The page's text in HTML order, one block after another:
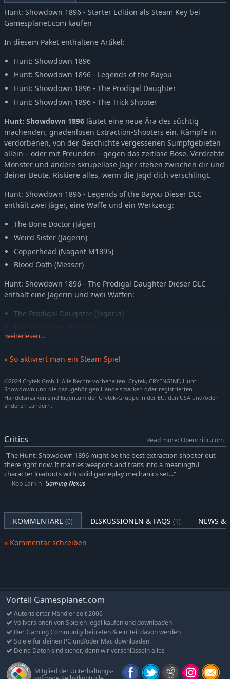
Hunt: Showdown 1896 - Starter Edition als Steam Key bei
Gamesplanet.com kaufen
In diesem Paket enthaltene Artikel:
Hunt: Showdown 1896
Hunt: Showdown 1896 - Legends of the Bayou
Hunt: Showdown 1896 - The Prodigal Daughter
Hunt: Showdown 1896 - The Trick Shooter
Hunt: Showdown 1896 läutet eine neue Ära des süchtig
machenden, gnadenlosen Extraction-Shooters ein. Kämpfe in
verdorbenen, von der Geschichte vergessenen Sumpfgebieten
allein – oder mit Freunden – gegen das zeitlose Böse. Verdrehte
Monster und andere skrupellose Jäger stehen zwischen dir und
deiner Beute. Riskiere alles, wenn die Jagd dich verschlingt.
Hunt: Showdown 1896 - Legends of the Bayou Dieser DLC
enthält zwei Jäger, eine Waffe und ein Werkzeug:
The Bone Doctor (Jäger)
Weird Sister (Jägerin)
Copperhead (Nagant M1895)
Blood Oath (Messer)
Hunt: Showdown 1896 - The Prodigal Daughter Dieser DLC
enthält eine Jägerin und zwei Waffen:
The Prodigal Daughter (Jägerin)
The Harbinger (Pax)
Hunt: Showdown 1896 - The Trick Shooter Dieser DLC enthält
Carter (Jäger)
Bear's Leg (Vandal 73C Bullseye)
Mache Jagd auf die Verdorbenen in längst vergessenen
Sümpfen. Setze dich gegen ein zeitloses Übel zur Wehr und
tritt in diesem spannenden, taktischen PvPvE-Ego-Shooter allein
oder in der Gruppe gegen wahnsinnige Monster und andere
erbitterte Jäger an. Hier gibt es keine Helden. Du musst alles
Kopfgeldjagd
Schnapp dir das Kopfgeld und töte alle, die dir einen Strich
durch die Rechnung machen wollen – sie werden alles daran
Fortschritt und Permadeath
Riskiere alles, um dunkle Mächte freizusetzen und verbotene
Reichtümer zu erlangen. Jede Kugel zählt. Jede Wunde
schmerzt. Und jeder Tod bedeutet das Ende. Doch falls du dich
durchsetzen kannst, wird jeder Sieg unvergesslich sein.
Atmosphäre und Sound-Design
weiterlesen…
» So aktiviert man ein Steam Spiel
©2024 Crytek GmbH. Alle Rechte vorbehalten. Crytek, CRYENGINE, Hunt:
Showdown und die dazugehörigen Handelsmarken oder registrierten
Handelsmarken sind Eigentum der Crytek-Gruppe in der EU, den USA und/oder
anderen Ländern.
Critics
Read more: Opencritic.com
"The Hunt: Showdown 1896 might be the best extraction shooter out
there right now. It marries weapons and traits into a meaningful
character loadouts with solid gameplay mechanics set..."
Rob Larkin Gaming Nexus
KOMMENTARE (0) DISKUSSIONEN & FAQS (1) NEWS &
» Kommentar schreiben
Vorteil Gamesplanet.com
Autorisierter Händler seit 2006
Vollversionen von Spielen legal kaufen und downloaden
Der Gaming Community beitreten & ein Teil davon werden
Spiele für deinen PC und/oder Mac downloaden
Deine Daten sind sicher, denn wir verschlüsseln alles
Mitglied der Unterhaltungs-